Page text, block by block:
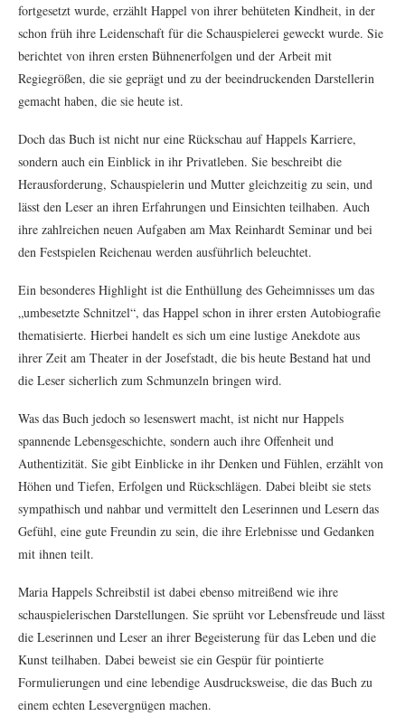
fortgesetzt wurde, erzählt Happel von ihrer behüteten Kindheit, in der
schon früh ihre Leidenschaft für die Schauspielerei geweckt wurde. Sie
berichtet von ihren ersten Bühnenerfolgen und der Arbeit mit
Regiegrößen, die sie geprägt und zu der beeindruckenden Darstellerin
gemacht haben, die sie heute ist.
Doch das Buch ist nicht nur eine Rückschau auf Happels Karriere,
sondern auch ein Einblick in ihr Privatleben. Sie beschreibt die
Herausforderung, Schauspielerin und Mutter gleichzeitig zu sein, und
lässt den Leser an ihren Erfahrungen und Einsichten teilhaben. Auch
ihre zahlreichen neuen Aufgaben am Max Reinhardt Seminar und bei
den Festspielen Reichenau werden ausführlich beleuchtet.
Ein besonderes Highlight ist die Enthüllung des Geheimnisses um das
„umbesetzte Schnitzel“, das Happel schon in ihrer ersten Autobiografie
thematisierte. Hierbei handelt es sich um eine lustige Anekdote aus
ihrer Zeit am Theater in der Josefstadt, die bis heute Bestand hat und
die Leser sicherlich zum Schmunzeln bringen wird.
Was das Buch jedoch so lesenswert macht, ist nicht nur Happels
spannende Lebensgeschichte, sondern auch ihre Offenheit und
Authentizität. Sie gibt Einblicke in ihr Denken und Fühlen, erzählt von
Höhen und Tiefen, Erfolgen und Rückschlägen. Dabei bleibt sie stets
sympathisch und nahbar und vermittelt den Leserinnen und Lesern das
Gefühl, eine gute Freundin zu sein, die ihre Erlebnisse und Gedanken
mit ihnen teilt.
Maria Happels Schreibstil ist dabei ebenso mitreißend wie ihre
schauspielerischen Darstellungen. Sie sprüht vor Lebensfreude und lässt
die Leserinnen und Leser an ihrer Begeisterung für das Leben und die
Kunst teilhaben. Dabei beweist sie ein Gespür für pointierte
Formulierungen und eine lebendige Ausdrucksweise, die das Buch zu
einem echten Lesevergnügen machen.